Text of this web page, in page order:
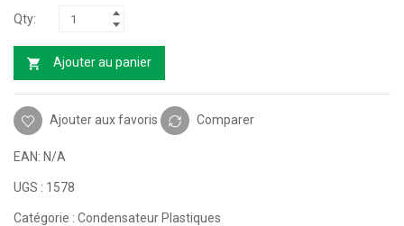
Ajouter au panier
Ajouter aux favoris Comparer
EAN: N/A
UGS : 1578
Catégorie : Condensateur Plastiques